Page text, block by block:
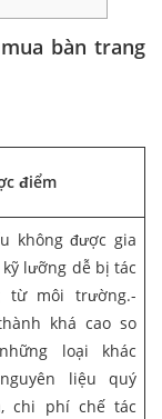
bàn trang
điểm
không được gia
kỹ lưỡng dễ bị tác
từ môi trường.-
khá cao so
loại khác
liệu quý
chi phí chế tác